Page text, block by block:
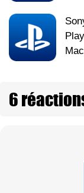
6